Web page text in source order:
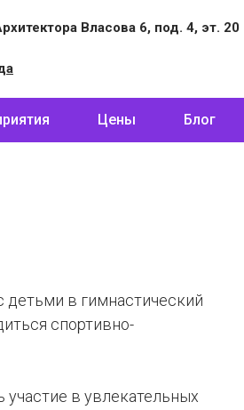
Власова 6, под. 4, эт. 20
Цены Блог
в гимнастический
спортивно-
в увлекательных